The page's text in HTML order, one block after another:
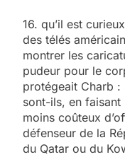
16. qu’il est
des télés
montrer les
pudeur pour le
protégeait Charb :
sont-ils, en faisant
moins coûteux
défenseur de la
du Qatar ou du